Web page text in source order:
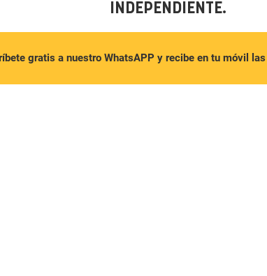
INDEPENDIENTE.
gratis a nuestro WhatsAPP y recibe en tu móvil